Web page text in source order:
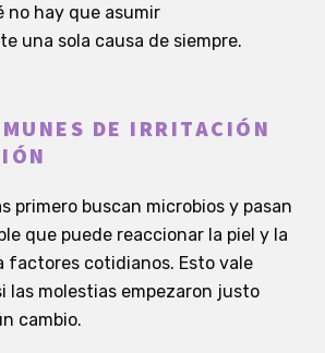
no hay que asumir
una sola causa de siempre.
DE IRRITACIÓN
primero buscan microbios y pasan
que puede reaccionar la piel y la
factores cotidianos. Esto vale
las molestias empezaron justo
cambio.